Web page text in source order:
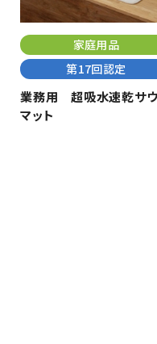
家庭用品
第17回認定
業務用 超吸水速乾サ
マット